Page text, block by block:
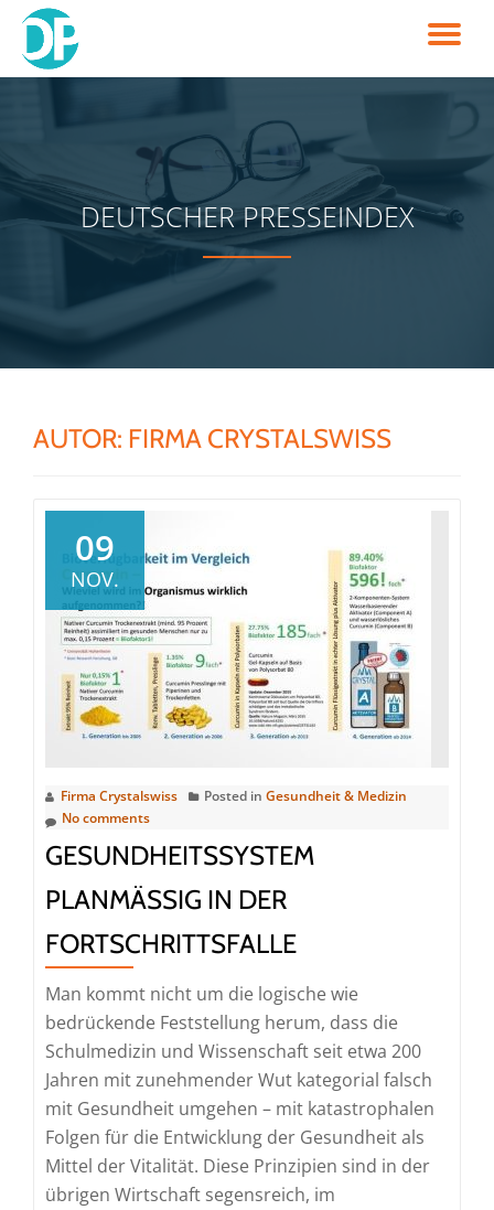
Skip
to
DEUTSCHER PRESSEINDEX
AUTOR: FIRMA CRYSTALSWISS
09
NOV.
Firma Crystalswiss Posted in Gesundheit & Medizin
No comments
GESUNDHEITSSYSTEM
PLANMÄSSIG IN DER
FORTSCHRITTSFALLE
Man kommt nicht um die logische wie
bedrückende Feststellung herum, dass die
Schulmedizin und Wissenschaft seit etwa 200
Jahren mit zunehmender Wut kategorial falsch
mit Gesundheit umgehen – mit katastrophalen
Folgen für die Entwicklung der Gesundheit als
Mittel der Vitalität. Diese Prinzipien sind in der
übrigen Wirtschaft segensreich, im